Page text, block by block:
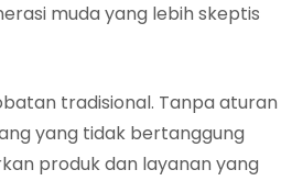
muda yang lebih skeptis
tradisional. Tanpa aturan
yang tidak bertanggung
produk dan layanan yang